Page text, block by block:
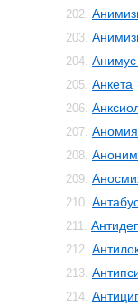
202.
203.
204.
205. Анкета
206.
207. Аномия
208.
209.
210.
211.
212.
213.
214.